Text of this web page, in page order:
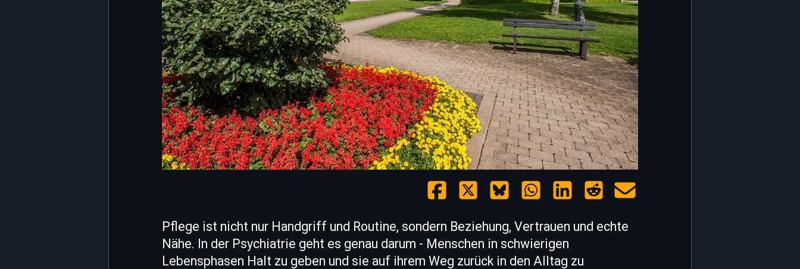
Pflege ist nicht nur Handgriff und Routine, sondern Beziehung, Vertrauen und echte
Nähe. In der Psychiatrie geht es genau darum - Menschen in schwierigen
Lebensphasen Halt zu geben und sie auf ihrem Weg zurück in den Alltag zu